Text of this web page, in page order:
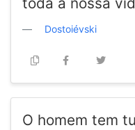
Dostoiévski
O homem tem